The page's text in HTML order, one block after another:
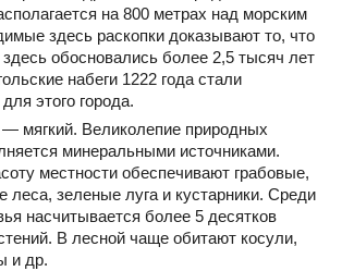
на 800 метрах над морским
здесь раскопки доказывают то, что
обосновались более 2,5 тысяч лет
набеги 1222 года стали
этого города.
мягкий. Великолепие природных
минеральными источниками.
местности обеспечивают грабовые,
леса, зеленые луга и кустарники. Среди
насчитывается более 5 десятков
В лесной чаще обитают косули,
и др.